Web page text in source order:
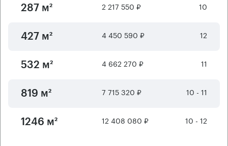
287 м² 2 217 550 ₽ 10
427 м² 4 450 590 ₽ 12
532 м² 4 662 270 ₽ 11
819 м² 7 715 320 ₽ 10 - 11
1246 м² 12 408 080 ₽ 10 - 12